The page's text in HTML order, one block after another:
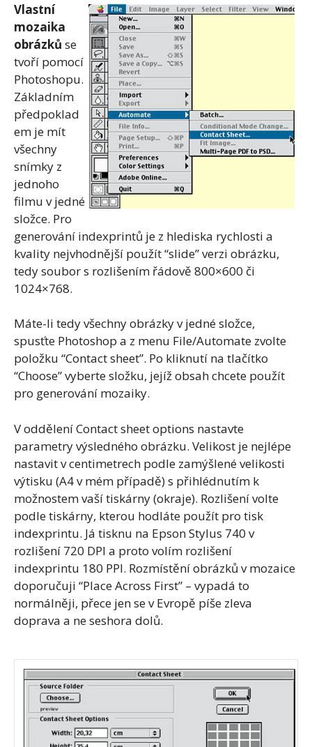
Vlastní
mozaika
obrázků se
tvoří pomocí
Photoshopu.
Základním
předpoklad
em je mít
všechny
snímky z
jednoho
filmu v jedné
složce. Pro
generování indexprintů je z hlediska rychlosti a
kvality nejvhodnější použít “slide” verzi obrázku,
tedy soubor s rozlišením řádově 800×600 či
1024×768.
Máte-li tedy všechny obrázky v jedné složce,
spusťte Photoshop a z menu File/Automate zvolte
položku “Contact sheet”. Po kliknutí na tlačítko
“Choose” vyberte složku, jejíž obsah chcete použít
pro generování mozaiky.
V oddělení Contact sheet options nastavte
parametry výsledného obrázku. Velikost je nejlépe
nastavit v centimetrech podle zamýšlené velikosti
výtisku (A4 v mém případě) s přihlédnutím k
možnostem vaší tiskárny (okraje). Rozlišení volte
podle tiskárny, kterou hodláte použít pro tisk
indexprintu. Já tisknu na Epson Stylus 740 v
rozlišení 720 DPI a proto volím rozlišení
indexprintu 180 PPI. Rozmístění obrázků v mozaice
doporučuji “Place Across First” – vypadá to
normálněji, přece jen se v Evropě píše zleva
doprava a ne seshora dolů.